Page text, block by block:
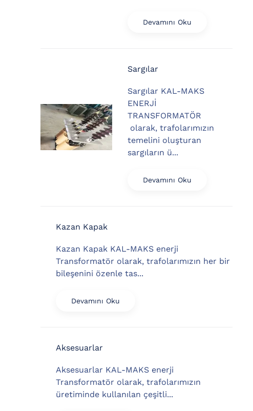
Devamını Oku
Sargılar
Sargılar KAL-MAKS
ENERJİ
TRANSFORMATÖR
olarak, trafolarımızın
temelini oluşturan
sargıların ü...
Devamını Oku
Kazan Kapak
Kazan Kapak KAL-MAKS enerji
Transformatör olarak, trafolarımızın her bir
bileşenini özenle tas...
Devamını Oku
Aksesuarlar
Aksesuarlar KAL-MAKS enerji
Transformatör olarak, trafolarımızın
üretiminde kullanılan çeşitli...